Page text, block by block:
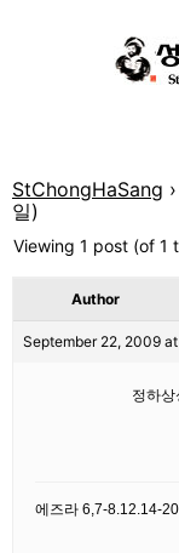
StChongHaSang ›
일)
Viewing 1 post (of 1
Author
September 22, 2009
정하상
에즈라 6,7-8.12.14-